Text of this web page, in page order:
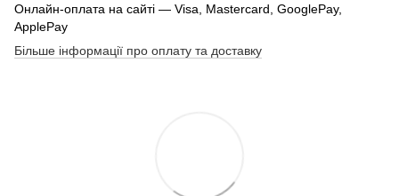
Онлайн-оплата на сайті — Visa, Mastercard, GooglePay,
ApplePay
Більше інформації про оплату та доставку